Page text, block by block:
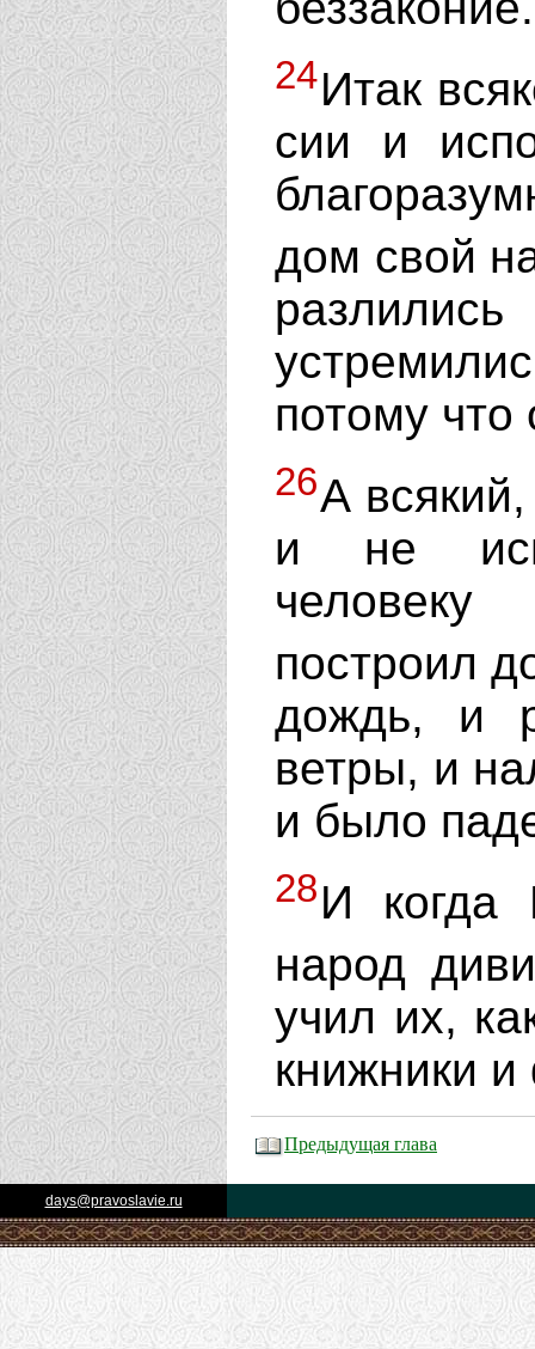
24Итак
сии и
дом свой
потому
26А
и не
человеку
построил
дождь, и
ветры, и
и было
28И когда
народ
учил их,
книжники
Предыдущая глава
days@pravoslavie.ru